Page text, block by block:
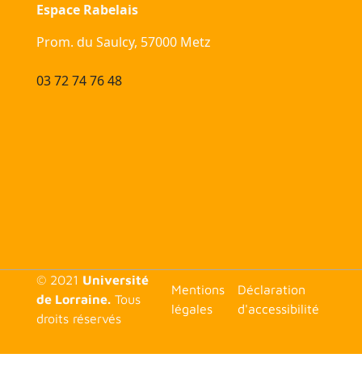
Espace Rabelais
Prom. du Saulcy, 57000 Metz
03 72 74 76 48
© 2021 Université
de Lorraine.Tous
droits réservés
<none>
Mentions
légales
Déclaration
d'accessibilité